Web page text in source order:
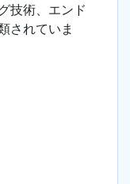
技術、エンド
されていま